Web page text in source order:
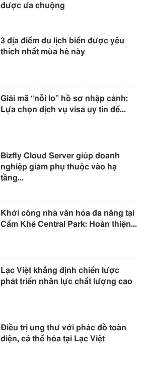
được ưa chuộng
3 địa điểm du lịch biển được yêu
thích nhất mùa hè này
Giải mã “nỗi lo” hồ sơ nhập cảnh:
Lựa chọn dịch vụ visa uy tín để...
Bizfly Cloud Server giúp doanh
nghiệp giảm phụ thuộc vào hạ
tầng...
Khởi công nhà văn hóa đa năng tại
Cẩm Khê Central Park: Hoàn thiện...
Lạc Việt khẳng định chiến lược
phát triển nhân lực chất lượng cao
Điều trị ung thư với phác đồ toàn
diện, cá thể hóa tại Lạc Việt